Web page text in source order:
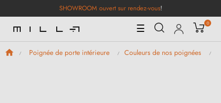
SHOWROOM ouvert sur rendez-vous!
Basculer
la
navigation
☰ 0
Poignée de porte intérieure Couleurs de nos poignées